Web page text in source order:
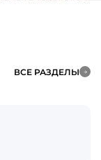
ВСЕ РАЗДЕЛЫ